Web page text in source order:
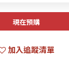
現在預購
加入追蹤清單